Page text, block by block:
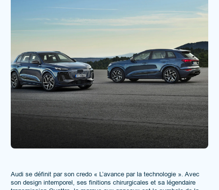
Audi se définit par son credo « L’avance par la technologie ». Avec
son design intemporel, ses finitions chirurgicales et sa légendaire